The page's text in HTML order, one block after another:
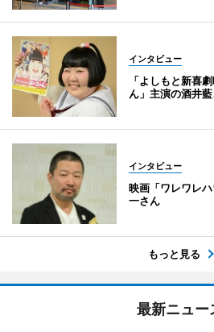
インタビュー
「よしもと新喜
ん」主演の酒井
インタビュー
映画「ワレワレ
一さん
もっと見る
最新ニュー